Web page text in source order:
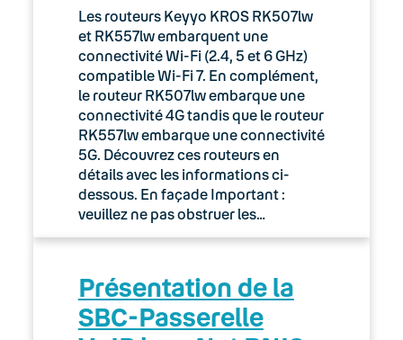
Les routeurs Keyyo KROS RK507lw
et RK557lw embarquent une
connectivité Wi-Fi (2.4, 5 et 6 GHz)
compatible Wi-Fi 7. En complément,
le routeur RK507lw embarque une
connectivité 4G tandis que le routeur
RK557lw embarque une connectivité
5G. Découvrez ces routeurs en
détails avec les informations ci-
dessous. En façade Important :
veuillez ne pas obstruer les…
Présentation de la
SBC-Passerelle